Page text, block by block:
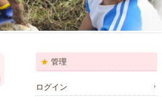
管理
ログイン